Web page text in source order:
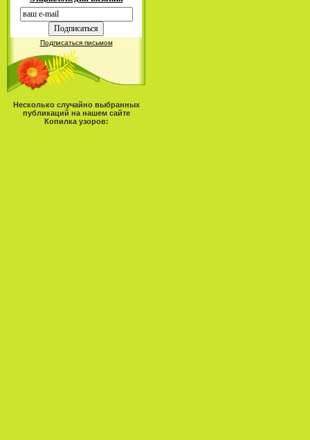
Подписаться письмом
Несколько случайно выбранных
публикаций на нашем сайте
Копилка узоров: